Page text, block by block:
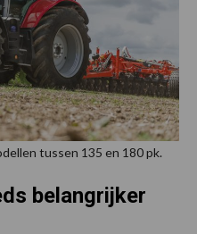
tussen 135 en 180 pk.
belangrijker